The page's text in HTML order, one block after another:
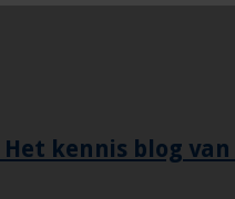
kennis blog